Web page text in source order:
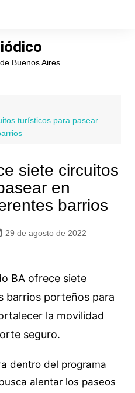
Buenos Aires
turísticos para pasear
siete circuitos
en
barrios
29 de agosto de 2022
BA ofrece siete
barrios porteños para
la movilidad
seguro.
dentro del programa
alentar los paseos